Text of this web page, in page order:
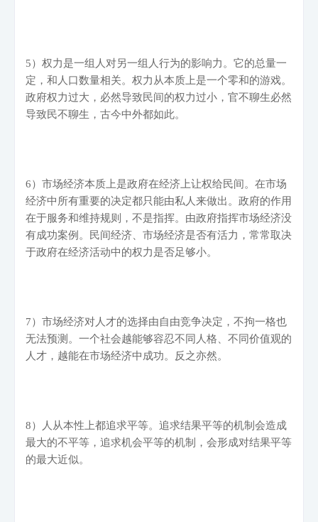
5）权力是一组人对另一组人行为的影响力。它的总量一
定，和人口数量相关。权力从本质上是一个零和的游戏。
政府权力过大，必然导致民间的权力过小，官不聊生必然
导致民不聊生，古今中外都如此。
6）市场经济本质上是政府在经济上让权给民间。在市场
经济中所有重要的决定都只能由私人来做出。政府的作用
在于服务和维持规则，不是指挥。由政府指挥市场经济没
有成功案例。民间经济、市场经济是否有活力，常常取决
于政府在经济活动中的权力是否足够小。
7）市场经济对人才的选择由自由竞争决定，不拘一格也
无法预测。一个社会越能够容忍不同人格、不同价值观的
人才，越能在市场经济中成功。反之亦然。
8）人从本性上都追求平等。追求结果平等的机制会造成
最大的不平等，追求机会平等的机制，会形成对结果平等
的最大近似。